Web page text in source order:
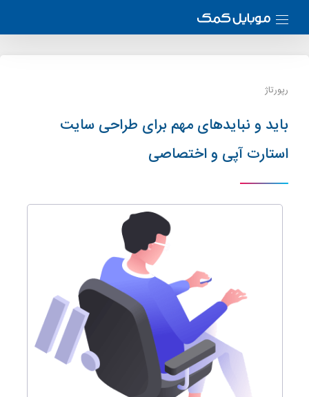
رپورتاژ
باید و نبایدهای مهم برای طراحی سایت
استارت آپی و اختصاصی